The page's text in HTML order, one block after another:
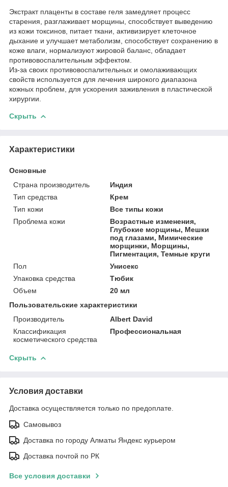
Экстракт плаценты в составе геля замедляет процесс
старения, разглаживает морщины, способствует выведению
из кожи токсинов, питает ткани, активизирует клеточное
дыхание и улучшает метаболизм, способствует сохранению в
коже влаги, нормализуют жировой баланс, обладает
противовоспалительным эффектом.
Из-за своих противовоспалительных и омолаживающих
свойств используется для лечения широкого диапазона
кожных проблем, для ускорения заживления в пластической
хирургии.
Скрыть
Характеристики
Основные
Страна производитель
Индия
Тип средства
Крем
Тип кожи
Все типы кожи
Проблема кожи
Возрастные изменения,
Глубокие морщины, Мешки
под глазами, Мимические
морщинки, Морщины,
Пигментация, Темные круги
Пол
Унисекс
Упаковка средства
Тюбик
Объем
20 мл
Пользовательские характеристики
Производитель
Albert David
Классификация
косметического средства
Профессиональная
Скрыть
Условия доставки
Доставка осуществляется только по предоплате.
Самовывоз
Доставка по городу Алматы Яндекс курьером
Доставка почтой по РК
Все условия доставки